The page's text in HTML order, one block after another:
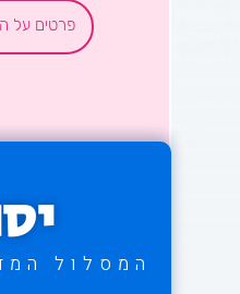
פרטים על
המסלול